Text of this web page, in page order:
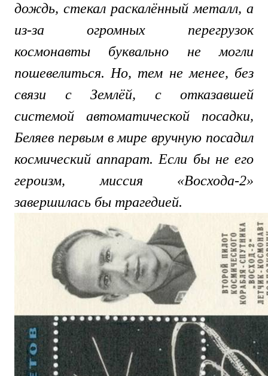
дождь, стекал раскалённый металл, а
из-за огромных перегрузок
космонавты буквально не могли
пошевелиться. Но, тем не менее, без
связи с Землёй, с отказавшей
системой автоматической посадки,
Беляев первым в мире вручную посадил
космический аппарат. Если бы не его
героизм, миссия «Восхода-2»
завершилась бы трагедией.